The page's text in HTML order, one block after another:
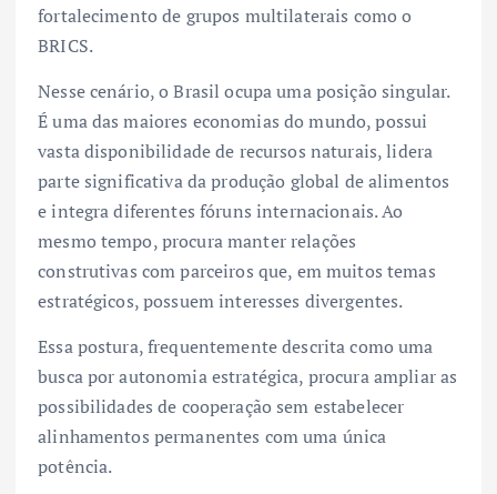
fortalecimento de grupos multilaterais como o
BRICS.
Nesse cenário, o Brasil ocupa uma posição singular.
É uma das maiores economias do mundo, possui
vasta disponibilidade de recursos naturais, lidera
parte significativa da produção global de alimentos
e integra diferentes fóruns internacionais. Ao
mesmo tempo, procura manter relações
construtivas com parceiros que, em muitos temas
estratégicos, possuem interesses divergentes.
Essa postura, frequentemente descrita como uma
busca por autonomia estratégica, procura ampliar as
possibilidades de cooperação sem estabelecer
alinhamentos permanentes com uma única
potência.